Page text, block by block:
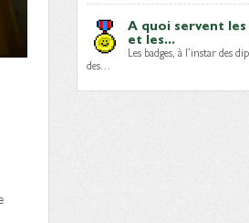
A quoi servent les
et les...
Les badges, à l’instar des
des…